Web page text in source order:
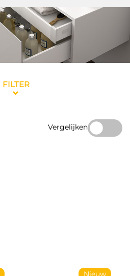
FILTER
Vergelijken
Nieuw